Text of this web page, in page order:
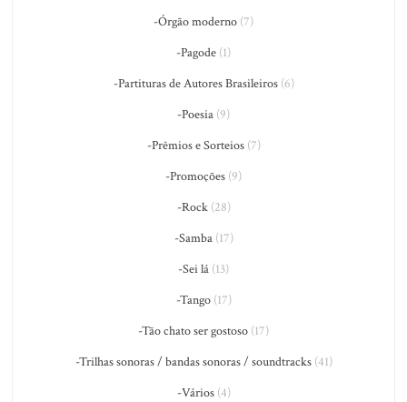
-Órgão moderno (7)
-Pagode (1)
-Partituras de Autores Brasileiros(6)
-Poesia (9)
-Prêmios e Sorteios(7)
-Promoções (9)
-Rock(28)
-Samba(17)
-Sei lá (13)
-Tango(17)
-Tão chato ser gostoso (17)
-Trilhas sonoras / bandas sonoras / soundtracks(41)
-Vários(4)